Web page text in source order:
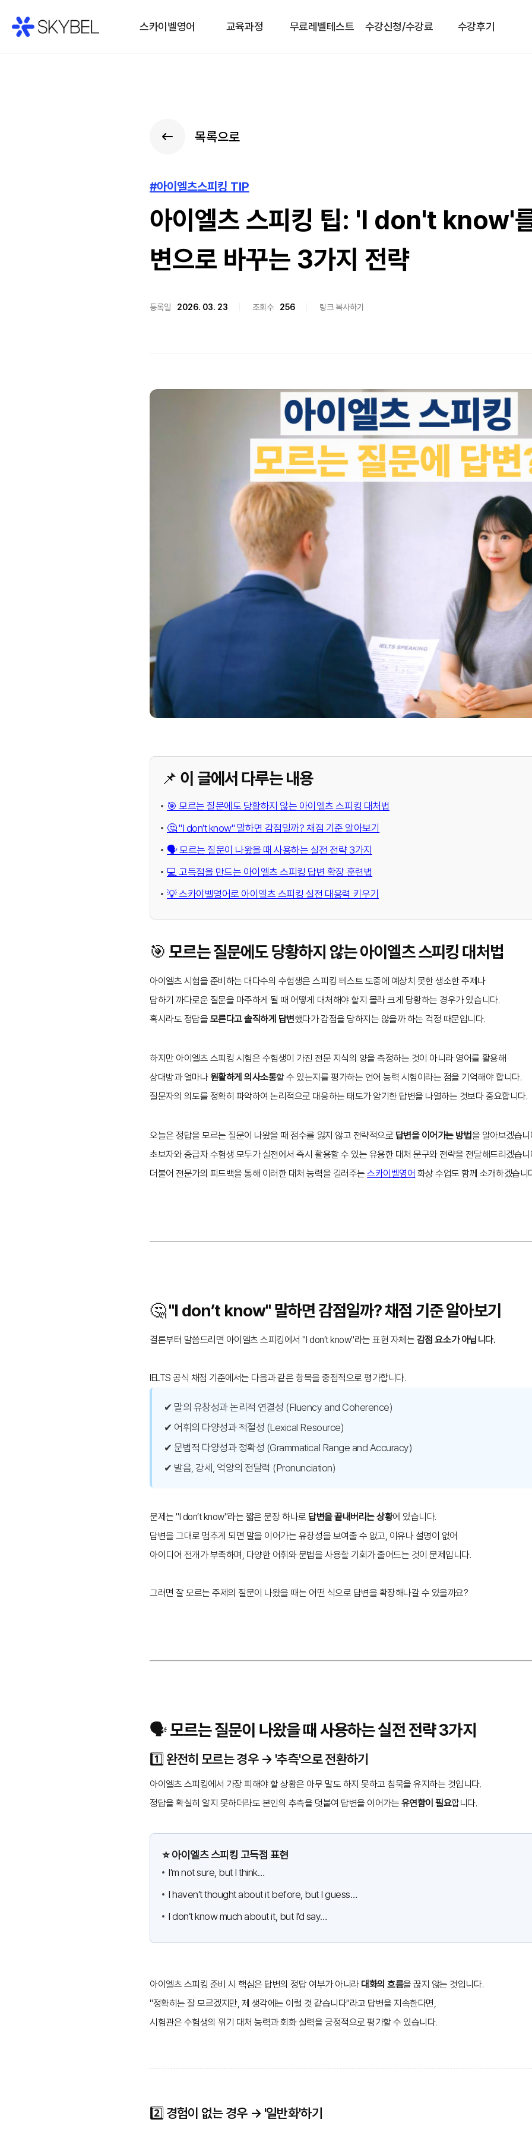
스카이벨영어 교육과정 무료레벨테스트 수강신청/수강료 수강후기
목록으로
#아이엘츠스피킹 TIP
아이엘츠 스피킹 팁: 'I don't know'
변으로 바꾸는 3가지 전략
등록일 2026. 03. 23 조회수 256 링크 복사하기
📌 이 글에서 다루는 내용
🎯 모르는 질문에도 당황하지 않는 아이엘츠 스피킹 대처법
🤔 "I don’t know" 말하면 감점일까? 채점 기준 알아보기
🗣️ 모르는 질문이 나왔을 때 사용하는 실전 전략 3가지
💻 고득점을 만드는 아이엘츠 스피킹 답변 확장 훈련법
💡 스카이벨영어로 아이엘츠 스피킹 실전 대응력 키우기
🎯 모르는 질문에도 당황하지 않는 아이엘츠 스피킹 대처법
아이엘츠 시험을 준비하는 대다수의 수험생은 스피킹 테스트 도중에 예상치 못한 생소한 주제나
답하기 까다로운 질문을 마주하게 될 때 어떻게 대처해야 할지 몰라 크게 당황하는 경우가 있습니다.
혹시라도 정답을 모른다고 솔직하게 답변했다가 감점을 당하지는 않을까 하는 걱정 때문입니다.
하지만 아이엘츠 스피킹 시험은 수험생이 가진 전문 지식의 양을 측정하는 것이 아니라 영어를 활용해
상대방과 얼마나 원활하게 의사소통할 수 있는지를 평가하는 언어 능력 시험이라는 점을 기억해야 합니다.
질문자의 의도를 정확히 파악하여 논리적으로 대응하는 태도가 암기한 답변을 나열하는 것보다 중요합니다.
오늘은 정답을 모르는 질문이 나왔을 때 점수를 잃지 않고 전략적으로 답변을 이어가는 방법을 알아보겠습니
초보자와 중급자 수험생 모두가 실전에서 즉시 활용할 수 있는 유용한 대처 문구와 전략을 전달해드리겠습니
더불어 전문가의 피드백을 통해 이러한 대처 능력을 길러주는스카이벨영어 화상 수업도 함께 소개하겠습니
🤔 "I don’t know" 말하면 감점일까? 채점 기준 알아보기
결론부터 말씀드리면 아이엘츠 스피킹에서 "I don’t know"라는 표현 자체는 감점 요소가 아닙니다.
IELTS 공식 채점 기준에서는 다음과 같은 항목을 중점적으로 평가합니다.
✔ 말의 유창성과 논리적 연결성 (Fluency and Coherence)
✔ 어휘의 다양성과 적절성 (Lexical Resource)
✔ 문법적 다양성과 정확성 (Grammatical Range and Accuracy)
✔ 발음, 강세, 억양의 전달력 (Pronunciation)
문제는 "I don’t know"라는 짧은 문장 하나로 답변을 끝내버리는 상황에 있습니다.
답변을 그대로 멈추게 되면 말을 이어가는 유창성을 보여줄 수 없고, 이유나 설명이 없어
아이디어 전개가 부족하며, 다양한 어휘와 문법을 사용할 기회가 줄어드는 것이 문제입니다.
그러면 잘 모르는 주제의 질문이 나왔을 때는 어떤 식으로 답변을 확장해나갈 수 있을까요?
🗣️ 모르는 질문이 나왔을 때 사용하는 실전 전략 3가지
1️⃣ 완전히 모르는 경우 → '추측'으로 전환하기
아이엘츠 스피킹에서 가장 피해야 할 상황은 아무 말도 하지 못하고 침묵을 유지하는 것입니다.
정답을 확실히 알지 못하더라도 본인의 추측을 덧붙여 답변을 이어가는 유연함이 필요합니다.
⭐️ 아이엘츠 스피킹 고득점 표현
I’m not sure, but I think…
I haven’t thought about it before, but I guess…
I don’t know much about it, but I’d say…
아이엘츠 스피킹 준비 시 핵심은 답변의 정답 여부가 아니라 대화의 흐름을 끊지 않는 것입니다.
"정확히는 잘 모르겠지만, 제 생각에는 이럴 것 같습니다"라고 답변을 지속한다면,
시험관은 수험생의 위기 대처 능력과 회화 실력을 긍정적으로 평가할 수 있습니다.
2️⃣ 경험이 없는 경우 → '일반화'하기